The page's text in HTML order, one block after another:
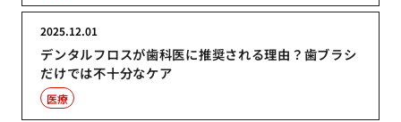
デンタルフロスが歯科医に推奨される理由？歯ブラシ
だけでは不十分なケア
2025.12.01
医療